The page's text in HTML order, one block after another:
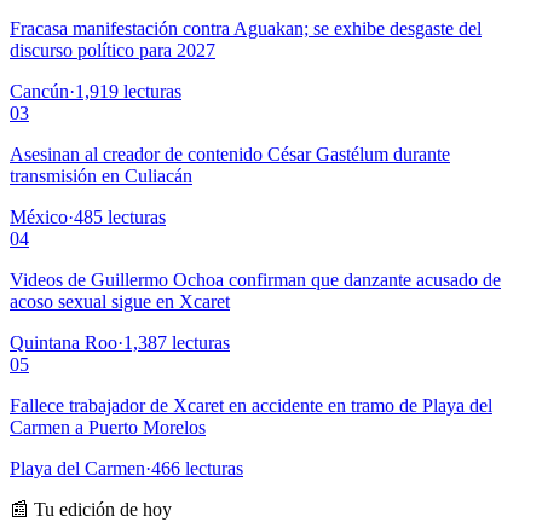
Fracasa manifestación contra Aguakan; se exhibe desgaste del
discurso político para 2027
Cancún·1,919 lecturas
03
Asesinan al creador de contenido César Gastélum durante
transmisión en Culiacán
México·485 lecturas
04
Videos de Guillermo Ochoa confirman que danzante acusado de
acoso sexual sigue en Xcaret
Quintana Roo·1,387 lecturas
05
Fallece trabajador de Xcaret en accidente en tramo de Playa del
Carmen a Puerto Morelos
Playa del Carmen·466 lecturas
📰 Tu edición de hoy